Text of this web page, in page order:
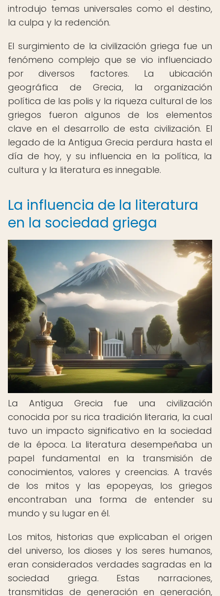
introdujo temas universales como el destino,
la culpa y la redención.
El surgimiento de la civilización griega fue un
fenómeno complejo que se vio influenciado
por diversos factores. La ubicación
geográfica de Grecia, la organización
política de las polis y la riqueza cultural de los
griegos fueron algunos de los elementos
clave en el desarrollo de esta civilización. El
legado de la Antigua Grecia perdura hasta el
día de hoy, y su influencia en la política, la
cultura y la literatura es innegable.
La influencia de la literatura
en la sociedad griega
La Antigua Grecia fue una civilización
conocida por su rica tradición literaria, la cual
tuvo un impacto significativo en la sociedad
de la época. La literatura desempeñaba un
papel fundamental en la transmisión de
conocimientos, valores y creencias. A través
de los mitos y las epopeyas, los griegos
encontraban una forma de entender su
mundo y su lugar en él.
Los mitos, historias que explicaban el origen
del universo, los dioses y los seres humanos,
eran considerados verdades sagradas en la
sociedad griega. Estas narraciones,
transmitidas de generación en generación,